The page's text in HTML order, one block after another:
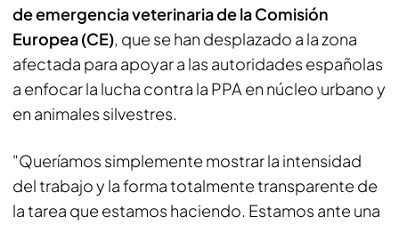
de emergencia veterinaria de la Comisión
Europea (CE), que se han desplazado a la zona
afectada para apoyar a las autoridades españolas
a enfocar la lucha contra la PPA en núcleo urbano y
en animales silvestres.
"Queríamos simplemente mostrar la intensidad
del trabajo y la forma totalmente transparente de
la tarea que estamos haciendo. Estamos ante una